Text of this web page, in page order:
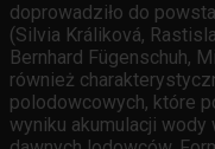
doprowadziło do
(Silvia Králiková,
Bernhard Fügenschuh,
również
polodowcowych, które
wyniku akumulacji wody